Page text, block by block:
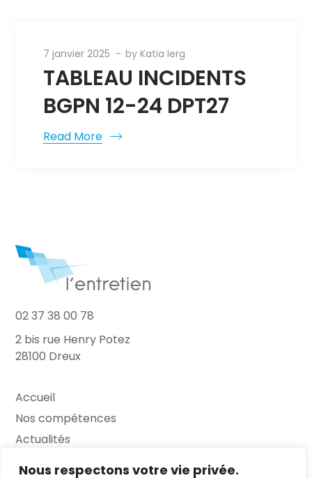
Nous respectons votre vie privée.
7 janvier 2025 byKatia Ierg
TABLEAU INCIDENTS
BGPN 12-24 DPT27
Read More
02 37 38 00 78
2 bis rue Henry Potez
28100 Dreux
Accueil
Nos compétences
Actualités